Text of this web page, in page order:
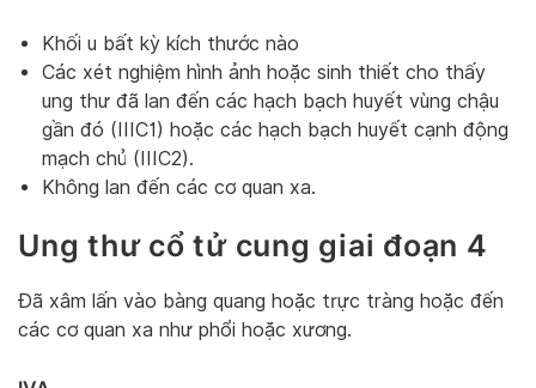
Khối u bất kỳ kích thước nào
Các xét nghiệm hình ảnh hoặc sinh thiết cho thấy
ung thư đã lan đến các hạch bạch huyết vùng chậu
gần đó (IIIC1) hoặc các hạch bạch huyết cạnh động
mạch chủ (IIIC2).
Không lan đến các cơ quan xa.
Ung thư cổ tử cung giai đoạn 4
Đã xâm lấn vào bàng quang hoặc trực tràng hoặc đến
các cơ quan xa như phổi hoặc xương.